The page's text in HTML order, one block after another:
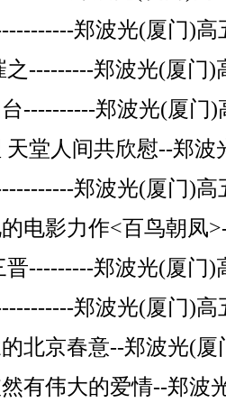
郑波光(厦门)
之---------郑波光(厦门)
----------郑波光(厦门
堂人间共欣慰--郑
郑波光(厦门)
电影力作<百鸟朝凤
---------郑波光(厦门)
郑波光(厦门)高
北京春意--郑波光(
有伟大的爱情--郑波